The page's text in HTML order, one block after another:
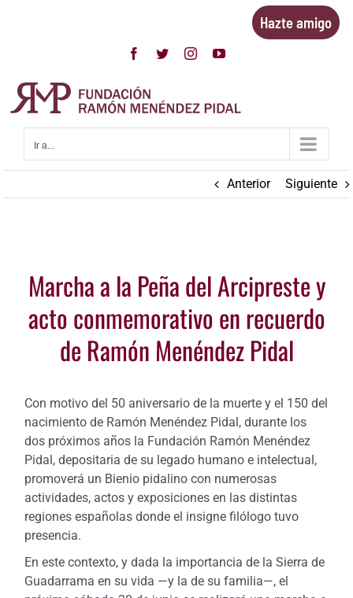
Hazte amigo
Facebook
TwitterInstagramYouTube
Ir a...
Anterior Siguiente
imagen
grande
Marcha a la Peña del Arcipreste y
acto conmemorativo en recuerdo
de Ramón Menéndez Pidal
Con motivo del 50 aniversario de la muerte y el 150 del
nacimiento de Ramón Menéndez Pidal, durante los
dos próximos años la Fundación Ramón Menéndez
Pidal, depositaria de su legado humano e intelectual,
promoverá un Bienio pidalino con numerosas
actividades, actos y exposiciones en las distintas
regiones españolas donde el insigne filólogo tuvo
presencia.
En este contexto, y dada la importancia de la Sierra de
Guadarrama en su vida —y la de su familia—, el